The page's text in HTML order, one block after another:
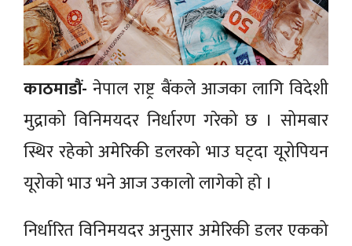
काठमाडौं- नेपाल राष्ट्र बैंकले आजका लागि विदेशी
मुद्राको विनिमयदर निर्धारण गरेको छ । सोमबार
स्थिर रहेको अमेरिकी डलरको भाउ घट्दा यूरोपियन
यूरोको भाउ भने आज उकालो लागेको हाे ।
निर्धारित विनिमयदर अनुसार अमेरिकी डलर एकको